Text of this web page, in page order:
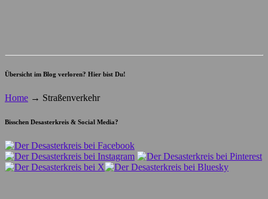
Übersicht im Blog verloren? Hier bist Du!
Home → Straßenverkehr
Bisschen Desasterkreis & Social Media?